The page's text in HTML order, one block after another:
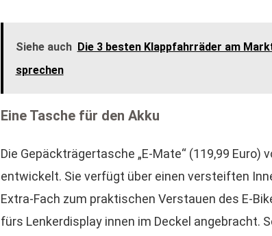
Siehe auch Die 3 besten Klappfahrräder am
sprechen
Eine Tasche für den Akku
Die Gepäckträgertasche „E-Mate“ (119,99 Euro)
entwickelt. Sie verfügt über einen versteiften
Extra-Fach zum praktischen Verstauen des E-
fürs Lenkerdisplay innen im Deckel angebracht.